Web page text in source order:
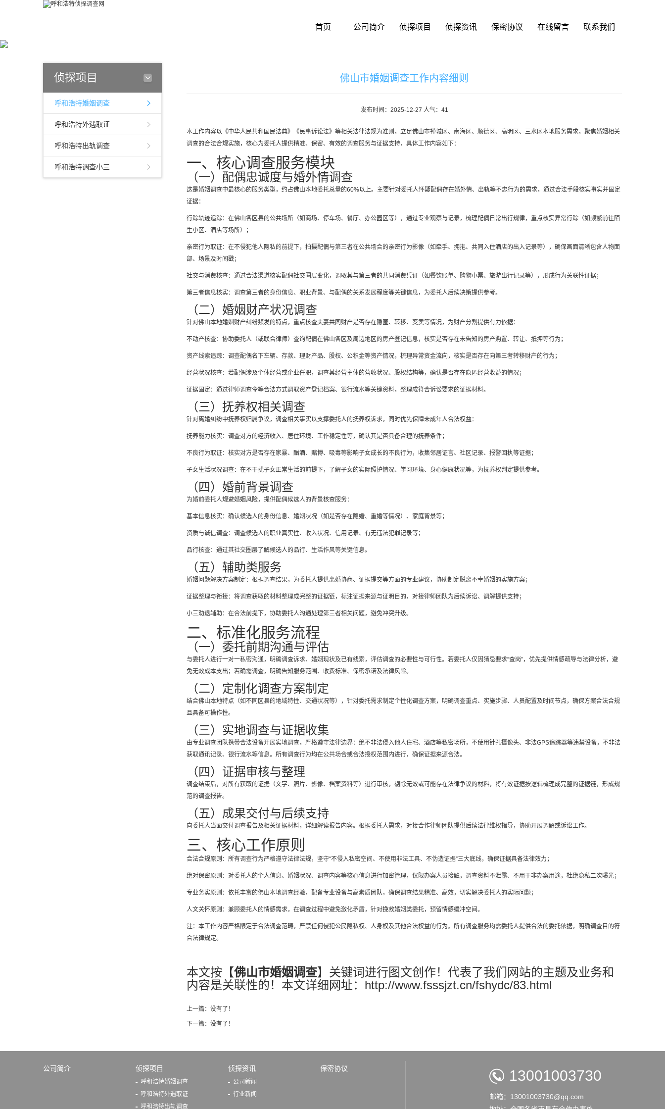
首页 公司简介 侦探项目 侦探资讯 保密协议 在线留言 联系我们
侦探项目
呼和浩特婚姻调查
呼和浩特外遇取证
呼和浩特出轨调查
呼和浩特调查小三
佛山市婚姻调查工作内容细则
发布时间：2025-12-27 人气：41
本工作内容以《中华人民共和国民法典》《民事诉讼法》等相关法律法规为准则，立足佛山市禅城区、南海区、顺德区、高明区、三水区本地服务需求，聚焦婚姻相关
调查的合法合规实施，核心为委托人提供精准、保密、有效的调查服务与证据支持，具体工作内容如下：
一、核心调查服务模块
（一）配偶忠诚度与婚外情调查
这是婚姻调查中最核心的服务类型，约占佛山本地委托总量的60%以上。主要针对委托人怀疑配偶存在婚外情、出轨等不忠行为的需求，通过合法手段核实事实并固定
证据：
行踪轨迹追踪：在佛山各区县的公共场所（如商场、停车场、餐厅、办公园区等），通过专业观察与记录，梳理配偶日常出行规律，重点核实异常行踪（如频繁前往陌
生小区、酒店等场所）；
亲密行为取证：在不侵犯他人隐私的前提下，拍摄配偶与第三者在公共场合的亲密行为影像（如牵手、拥抱、共同入住酒店的出入记录等），确保画面清晰包含人物面
部、场景及时间戳；
社交与消费核查：通过合法渠道核实配偶社交圈层变化，调取其与第三者的共同消费凭证（如餐饮账单、购物小票、旅游出行记录等），形成行为关联性证据；
第三者信息核实：调查第三者的身份信息、职业背景、与配偶的关系发展程度等关键信息，为委托人后续决策提供参考。
（二）婚姻财产状况调查
针对佛山本地婚姻财产纠纷频发的特点，重点核查夫妻共同财产是否存在隐匿、转移、变卖等情况，为财产分割提供有力依据：
不动产核查：协助委托人（或联合律师）查询配偶在佛山各区及周边地区的房产登记信息，核实是否存在未告知的房产购置、转让、抵押等行为；
资产线索追踪：调查配偶名下车辆、存款、理财产品、股权、公积金等资产情况，梳理异常资金流向，核实是否存在向第三者转移财产的行为；
经营状况核查：若配偶涉及个体经营或企业任职，调查其经营主体的营收状况、股权结构等，确认是否存在隐匿经营收益的情况；
证据固定：通过律师调查令等合法方式调取资产登记档案、银行流水等关键资料，整理成符合诉讼要求的证据材料。
（三）抚养权相关调查
针对离婚纠纷中抚养权归属争议，调查相关事实以支撑委托人的抚养权诉求，同时优先保障未成年人合法权益：
抚养能力核实：调查对方的经济收入、居住环境、工作稳定性等，确认其是否具备合理的抚养条件；
不良行为取证：核实对方是否存在家暴、酗酒、赌博、吸毒等影响子女成长的不良行为，收集邻居证言、社区记录、报警回执等证据；
子女生活状况调查：在不干扰子女正常生活的前提下，了解子女的实际照护情况、学习环境、身心健康状况等，为抚养权判定提供参考。
（四）婚前背景调查
为婚前委托人规避婚姻风险，提供配偶候选人的背景核查服务：
基本信息核实：确认候选人的身份信息、婚姻状况（如是否存在隐婚、重婚等情况）、家庭背景等；
资质与诚信调查：调查候选人的职业真实性、收入状况、信用记录、有无违法犯罪记录等；
品行核查：通过其社交圈层了解候选人的品行、生活作风等关键信息。
（五）辅助类服务
婚姻问题解决方案制定：根据调查结果，为委托人提供离婚协商、证据提交等方面的专业建议，协助制定脱离不幸婚姻的实施方案；
证据整理与衔接：将调查获取的材料整理成完整的证据链，标注证据来源与证明目的，对接律师团队为后续诉讼、调解提供支持；
小三劝退辅助：在合法前提下，协助委托人沟通处理第三者相关问题，避免冲突升级。
二、标准化服务流程
（一）委托前期沟通与评估
与委托人进行一对一私密沟通，明确调查诉求、婚姻现状及已有线索，评估调查的必要性与可行性。若委托人仅因猜忌要求“查岗”，优先提供情感疏导与法律分析，避
免无效成本支出；若确需调查，明确告知服务范围、收费标准、保密承诺及法律风险。
（二）定制化调查方案制定
结合佛山本地特点（如不同区县的地域特性、交通状况等），针对委托需求制定个性化调查方案，明确调查重点、实施步骤、人员配置及时间节点，确保方案合法合规
且具备可操作性。
（三）实地调查与证据收集
由专业调查团队携带合法设备开展实地调查，严格遵守法律边界：绝不非法侵入他人住宅、酒店等私密场所，不使用针孔摄像头、非法GPS追踪器等违禁设备，不非法
获取通讯记录、银行流水等信息。所有调查行为均在公共场合或合法授权范围内进行，确保证据来源合法。
（四）证据审核与整理
调查结束后，对所有获取的证据（文字、照片、影像、档案资料等）进行审核，剔除无效或可能存在法律争议的材料，将有效证据按逻辑梳理成完整的证据链，形成规
范的调查报告。
（五）成果交付与后续支持
向委托人当面交付调查报告及相关证据材料，详细解读报告内容。根据委托人需求，对接合作律师团队提供后续法律维权指导，协助开展调解或诉讼工作。
三、核心工作原则
合法合规原则：所有调查行为严格遵守法律法规，坚守“不侵入私密空间、不使用非法工具、不伪造证据”三大底线，确保证据具备法律效力；
绝对保密原则：对委托人的个人信息、婚姻状况、调查内容等核心信息进行加密管理，仅限办案人员接触，调查资料不泄露、不用于非办案用途，杜绝隐私二次曝光；
专业务实原则：依托丰富的佛山本地调查经验，配备专业设备与高素质团队，确保调查结果精准、高效，切实解决委托人的实际问题；
人文关怀原则：兼顾委托人的情感需求，在调查过程中避免激化矛盾，针对挽救婚姻类委托，预留情感缓冲空间。
注：本工作内容严格限定于合法调查范畴，严禁任何侵犯公民隐私权、人身权及其他合法权益的行为。所有调查服务均需委托人提供合法的委托依据，明确调查目的符
合法律规定。
本文按【佛山市婚姻调查】关键词进行图文创作！代表了我们网站的主题及业务和
内容是关联性的！本文详细网址：http://www.fsssjzt.cn/fshydc/83.html
上一篇：没有了！
下一篇：没有了！
公司简介 侦探项目
呼和浩特婚姻调查
呼和浩特外遇取证
呼和浩特出轨调查
侦探资讯
公司新闻
行业新闻
保密协议 13001003730
邮箱：13001003730@qq.com